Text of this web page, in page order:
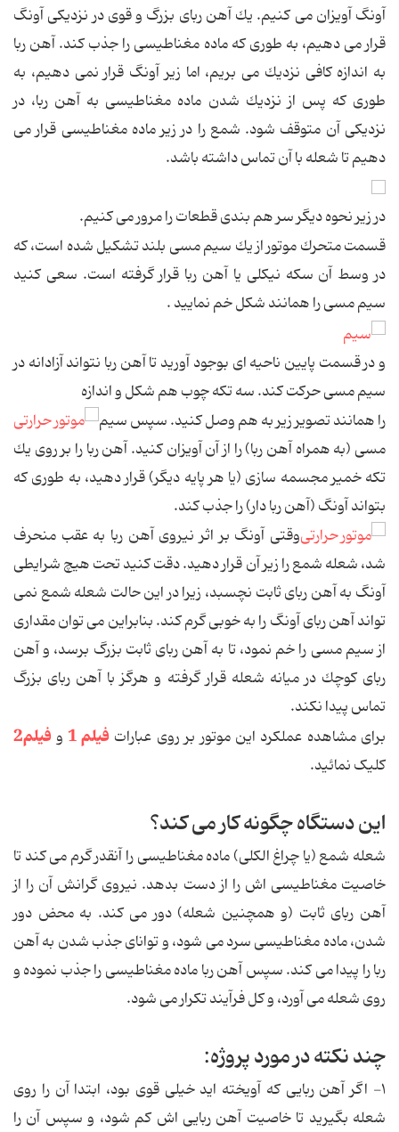
آونگ آویزان می كنیم. یك آهن ربای بزرگ و قوی در نزدیكی آونگ
قرار می دهیم، به طوری كه ماده مغناطیسی را جذب كند. آهن ربا
به اندازه كافی نزدیك می بریم، اما زیر آونگ قرار نمی دهیم، به
طوری كه پس از نزدیك شدن ماده مغناطیسی به آهن ربا، در
نزدیكی آن متوقف شود. شمع را در زیر ماده مغناطیسی قرار می
دهیم تا شعله با آن تماس داشته باشد.
در زیر نحوه دیگر سر هم بندی قطعات را مرور می كنیم.
قسمت متحرك موتور از یك سیم مسی بلند تشكیل شده است، كه
در وسط آن سكه نیكلی یا آهن ربا قرار گرفته است. سعی كنید
سیم مسی را همانند شكل خم نمایید .
و در قسمت پایین ناحیه ای بوجود آورید تا آهن ربا نتواند آزادانه در
سیم مسی حركت كند. سه تكه چوب هم شكل و اندازه
را همانند تصویر زیر به هم وصل كنید. سپس سیم
مسی (به همراه آهن ربا) را از آن آویزان كنید. آهن ربا را بر روی یك
تكه خمیر مجسمه سازی (یا هر پایه دیگر) قرار دهید، به طوری كه
بتواند آونگ (آهن ربا دار) را جذب كند.
وقتی آونگ بر اثر نیروی آهن ربا به عقب منحرف
شد، شعله شمع را زیر آن قرار دهید. دقت كنید تحت هیچ شرایطی
آونگ به آهن ربای ثابت نچسبد، زیرا در این حالت شعله شمع نمی
تواند آهن ربای آونگ را به خوبی گرم كند. بنابراین می توان مقداری
از سیم مسی را خم نمود، تا به آهن ربای ثابت بزرگ برسد، و آهن
ربای كوچك در میانه شعله قرار گرفته و هرگز با آهن ربای بزرگ
تماس پیدا نكند.
برای مشاهده عملكرد این موتور بر روی عبارات فیلم 1 و فیلم2
کلیک نمائید.
این دستگاه چگونه كار می كند؟
شعله شمع (یا چراغ الكلی) ماده مغناطیسی را آنقدر گرم می كند تا
خاصیت مغناطیسی اش را از دست بدهد. نیروی گرانش آن را از
آهن ربای ثابت (و همچنین شعله) دور می كند. به محض دور
شدن، ماده مغناطیسی سرد می شود، و توانای جذب شدن به آهن
ربا را پیدا می كند. سپس آهن ربا ماده مغناطیسی را جذب نموده و
روی شعله می آورد، و كل فرآیند تكرار می شود.
چند نكته در مورد پروژه:
١- اگر آهن ربایی كه آویخته اید خیلی قوی بود، ابتدا آن را روی
شعله بگیرید تا خاصیت آهن ربایی اش كم شود، و سپس آن را